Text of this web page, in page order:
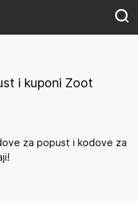
i kuponi Zoot
za popust i kodove za